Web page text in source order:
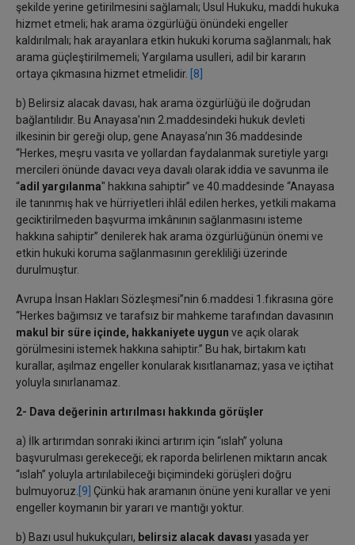
şekilde yerine getirilmesini sağlamalı; Usul Hukuku, maddi hukuka
hizmet etmeli; hak arama özgürlüğü önündeki engeller
kaldırılmalı; hak arayanlara etkin hukuki koruma sağlanmalı; hak
arama güçleştirilmemeli; Yargılama usulleri, adil bir kararın
ortaya çıkmasına hizmet etmelidir. [8]
b) Belirsiz alacak davası, hak arama özgürlüğü ile doğrudan
bağlantılıdır. Bu Anayasa’nın 2.maddesindeki hukuk devleti
ilkesinin bir gereği olup, gene Anayasa’nın 36.maddesinde
“Herkes, meşru vasıta ve yollardan faydalanmak suretiyle yargı
mercileri önünde davacı veya davalı olarak iddia ve savunma ile
“adil yargılanma" hakkına sahiptir” ve 40.maddesinde “Anayasa
ile tanınmış hak ve hürriyetleri ihlâl edilen herkes, yetkili makama
geciktirilmeden başvurma imkânının sağlanmasını isteme
hakkına sahiptir” denilerek hak arama özgürlüğünün önemi ve
etkin hukuki koruma sağlanmasının gerekliliği üzerinde
durulmuştur.
Avrupa İnsan Hakları Sözleşmesi”nin 6.maddesi 1.fıkrasına göre
“Herkes bağımsız ve tarafsız bir mahkeme tarafından davasının
makul bir süre içinde, hakkaniyete uygun ve açık olarak
görülmesini istemek hakkına sahiptir.” Bu hak, birtakım katı
kurallar, aşılmaz engeller konularak kısıtlanamaz; yasa ve içtihat
yoluyla sınırlanamaz.
2- Dava değerinin artırılması hakkında görüşler
a) İlk artırımdan sonraki ikinci artırım için “ıslah” yoluna
başvurulması gerekeceği; ek raporda belirlenen miktarın ancak
“ıslah” yoluyla artırılabileceği biçimindeki görüşleri doğru
bulmuyoruz. [9] Çünkü hak aramanın önüne yeni kurallar ve yeni
engeller koymanın bir yararı ve mantığı yoktur.
b) Bazı usul hukukçuları, belirsiz alacak davası yasada yer